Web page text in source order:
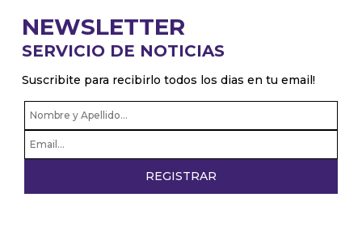
NEWSLETTER
SERVICIO DE NOTICIAS
Suscribite para recibirlo todos los dias en tu email!